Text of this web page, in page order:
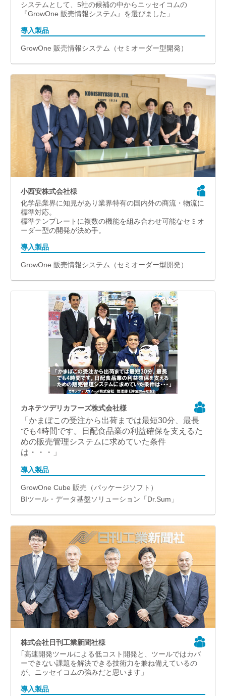
システムとして、5社の候補の中からニッセイコムの
『GrowOne 販売情報システム』を選びました」
導入製品
GrowOne 販売情報システム（セミオーダー型開発）
小西安株式会社様
化学品業界に知見があり業界特有の国内外の商流・物流に
標準対応。
標準テンプレートに複数の機能を組み合わせ可能なセミオ
ーダー型の開発が決め手。
導入製品
GrowOne 販売情報システム（セミオーダー型開発）
カネテツデリカフーズ株式会社様
「かまぼこの受注から出荷までは最短30分、最長
でも4時間です。日配食品業の利益確保を支えるた
めの販売管理システムに求めていた条件
は・・・」
導入製品
GrowOne Cube 販売（パッケージソフト）
BIツール・データ基盤ソリューション「Dr.Sum」
株式会社日刊工業新聞社様
｢高速開発ツールによる低コスト開発と、ツールではカバ
ーできない課題を解決できる技術力を兼ね備えているの
が、ニッセイコムの強みだと思います」
導入製品